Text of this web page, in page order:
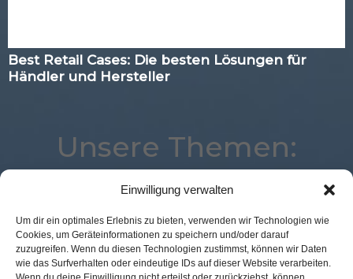
Einwilligung verwalten
Um dir ein optimales Erlebnis zu bieten, verwenden wir Technologien wie
Cookies, um Geräteinformationen zu speichern und/oder darauf
zuzugreifen. Wenn du diesen Technologien zustimmst, können wir Daten
wie das Surfverhalten oder eindeutige IDs auf dieser Website verarbeiten.
Best Retail Cases: Die besten Lösungen für
Händler und Hersteller
Unsere Themen:
Künstliche Intelligenz Mobile
Advertising
Payment
Voice Analytics
Digital
POS Connect
Logistik
Commerce